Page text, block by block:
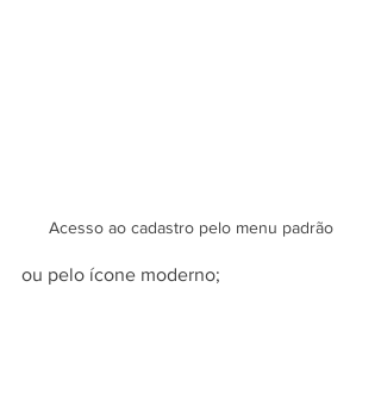
Acesso ao cadastro pelo menu padrão
ou pelo ícone moderno;